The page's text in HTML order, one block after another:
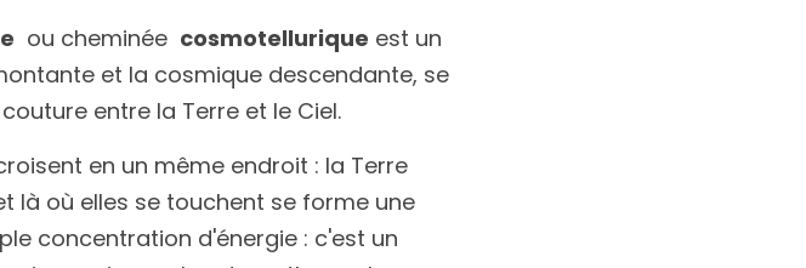
  ou cheminée
cosmotellurique est un
et la cosmique descendante, se
entre la Terre et le Ciel.
en un même endroit : la Terre
là où elles se touchent se forme une